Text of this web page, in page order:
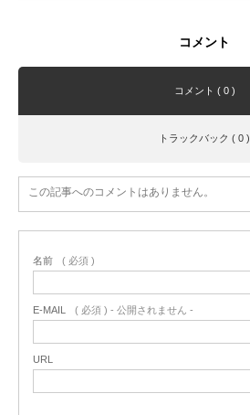
コメント
コメント ( 0 )
トラックバック ( 0 )
この記事へのコメントはありません。
名前 ( 必須 )
E-MAIL ( 必須 ) - 公開されません -
URL